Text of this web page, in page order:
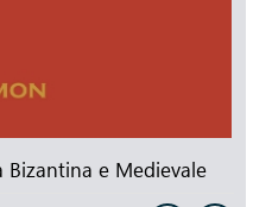
e Medievale